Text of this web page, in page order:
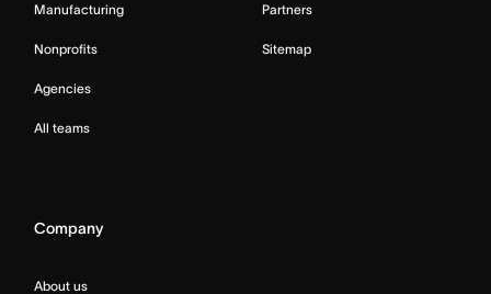
Manufacturing
Nonprofits
Agencies
All teams
Partners
Sitemap
Company
About us